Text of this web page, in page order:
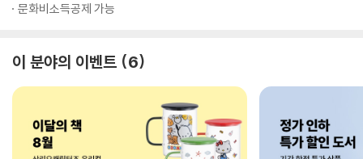
문화비소득공제 가능
이 분야의 이벤트 6